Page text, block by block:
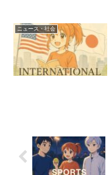
ニュース・社会